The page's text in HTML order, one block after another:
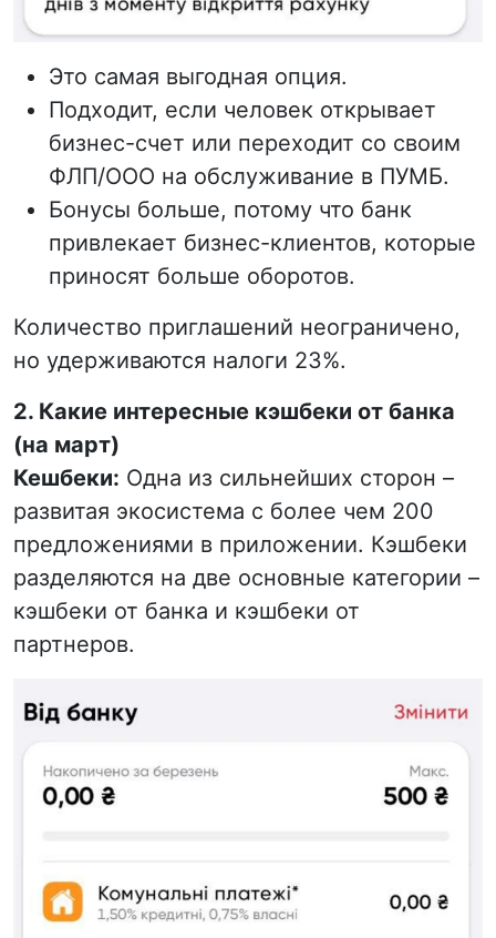
Это самая выгодная опция.
Подходит, если человек открывает
бизнес-счет или переходит со своим
ФЛП/ООО на обслуживание в ПУМБ.
Бонусы больше, потому что банк
привлекает бизнес-клиентов, которые
приносят больше оборотов.
Количество приглашений неограничено,
но удерживаются налоги 23%.
2. Какие интересные кэшбеки от банка
(на март)
Кешбеки: Одна из сильнейших сторон –
развитая экосистема с более чем 200
предложениями в приложении. Кэшбеки
разделяются на две основные категории –
кэшбеки от банка и кэшбеки от
партнеров.